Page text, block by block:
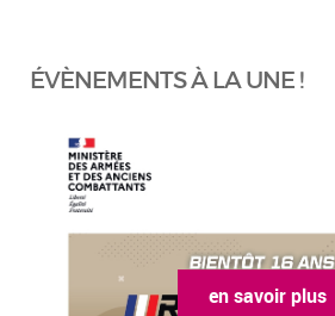
ÉVÈNEMENTS À LA UNE !
en savoir plus